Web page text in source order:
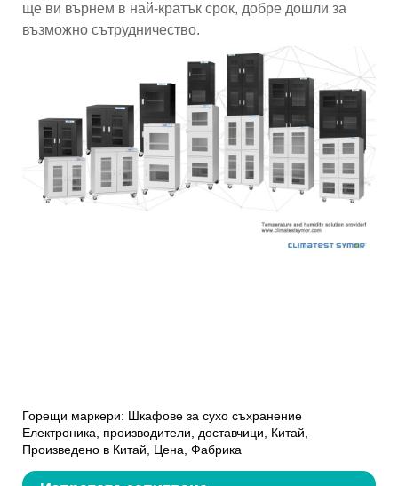
ще ви върнем в най-кратък срок, добре дошли за
възможно сътрудничество.
Горещи маркери: Шкафове за сухо съхранение
Електроника, производители, доставчици, Китай,
Произведено в Китай, Цена, Фабрика